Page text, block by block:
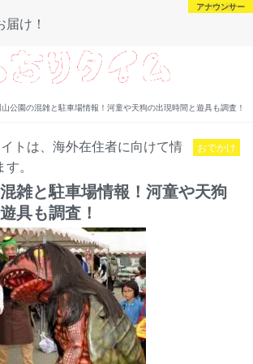
け！
公園の混雑と駐車場情報！河童や天狗の出現時間と遊具も調査！
おでかけ
トは、海外在住者に向けて情
。
雑と駐車場情報！河童や天狗
具も調査！
芸能・スポーツ
芸能・スポーツ
未分類
アナウンサー